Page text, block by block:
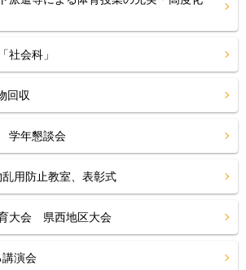
会科」
回収
年懇談会
用防止教室、表彰式
大会 県西地区大会
演会